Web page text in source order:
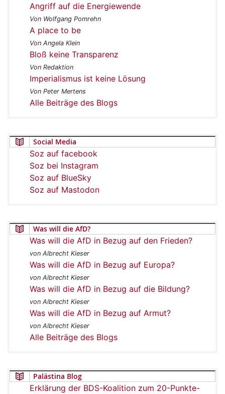
Angriff auf die Energiewende
Von Wolfgang Pomrehn
A place to be
Von Angela Klein
Bloß keine Transparenz
Von Redaktion
Imperialismus ist keine Lösung
Von Peter Mertens
Alle Beiträge des Blogs
Social Media
Soz auf facebook
Soz bei Instagram
Soz auf BlueSky
Soz auf Mastodon
Was will die AfD?
Was will die AfD in Bezug auf den Frieden?
von Albrecht Kieser
Was will die AfD in Bezug auf Europa?
von Albrecht Kieser
Was will die AfD in Bezug auf die Bildung?
von Albrecht Kieser
Was will die AfD in Bezug auf Armut?
von Albrecht Kieser
Alle Beiträge des Blogs
Palästina Blog
Erklärung der BDS-Koalition zum 20-Punkte-